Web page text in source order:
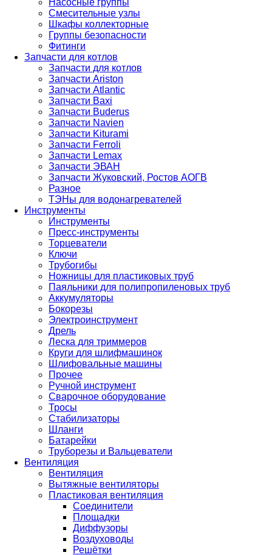
Насосные группы
Смесительные узлы
Шкафы коллекторные
Группы безопасности
Фитинги
Запчасти для котлов
Запчасти для котлов
Запчасти Ariston
Запчасти Atlantic
Запчасти Baxi
Запчасти Buderus
Запчасти Navien
Запчасти Kiturami
Запчасти Ferroli
Запчасти Lemax
Запчасти ЭВАН
Запчасти Жуковский, Ростов АОГВ
Разное
ТЭНы для водонагревателей
Инструменты
Инструменты
Пресс-инструменты
Торцеватели
Ключи
Трубогибы
Ножницы для пластиковых труб
Паяльники для полипропиленовых труб
Аккумуляторы
Бокорезы
Электроинструмент
Дрель
Леска для триммеров
Круги для шлифмашинок
Шлифовальные машины
Прочее
Ручной инструмент
Сварочное оборудование
Тросы
Стабилизаторы
Шланги
Батарейки
Труборезы и Вальцеватели
Вентиляция
Вентиляция
Вытяжные вентиляторы
Пластиковая вентиляция
Соединители
Площадки
Диффузоры
Воздуховоды
Решётки